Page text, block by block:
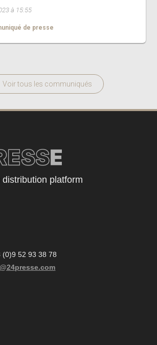
à 15:55
de presse
Voir tous les communiqués
platform
(0)9 52 93 38 78